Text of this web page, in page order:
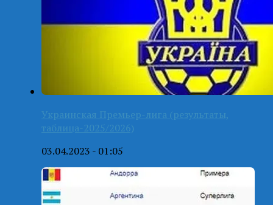
Украинская Премьер-лига (результаты,
таблица-2025/2026)
03.04.2023 - 01:05